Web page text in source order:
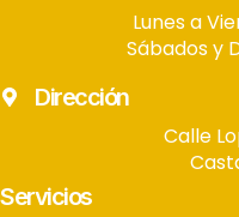
Lunes a
Sábados y
Dirección
Calle
Servicios